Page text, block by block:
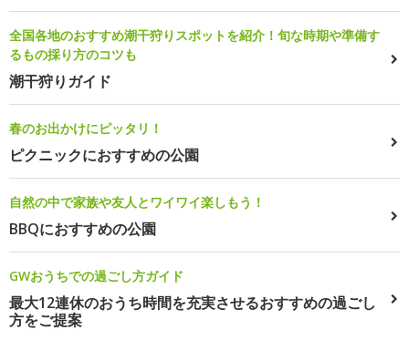
全国各地のおすすめ潮干狩りスポットを紹介！旬な時期や準備す
るもの採り方のコツも
潮干狩りガイド
春のお出かけにピッタリ！
ピクニックにおすすめの公園
自然の中で家族や友人とワイワイ楽しもう！
BBQにおすすめの公園
GWおうちでの過ごし方ガイド
最大12連休のおうち時間を充実させるおすすめの過ごし
方をご提案